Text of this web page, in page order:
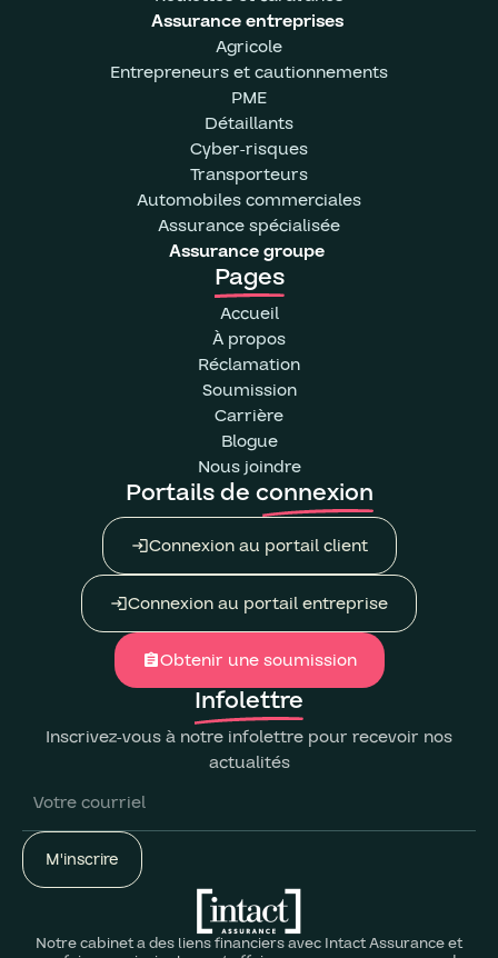
Assurance entreprises
Agricole
Entrepreneurs et cautionnements
PME
Détaillants
Cyber-risques
Transporteurs
Automobiles commerciales
Assurance spécialisée
Assurance groupe
Pages
Accueil
À propos
Réclamation
Soumission
Carrière
Blogue
Nous joindre
Portails de connexion
loginConnexion au portail client
loginConnexion au portail entreprise
assignmentObtenir une soumission
Infolettre
Inscrivez-vous à notre infolettre pour recevoir nos
actualités
Notre cabinet a des liens financiers avec Intact Assurance et